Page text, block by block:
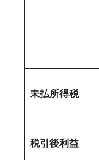
未払所得税
税引後利益